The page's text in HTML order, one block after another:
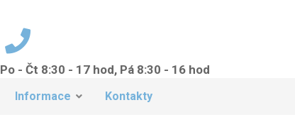
Po - Čt 8:30 - 17 hod, Pá 8:30 - 16 hod
Informace Kontakty